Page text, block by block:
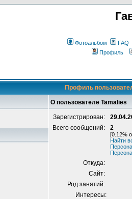
Фотоальбом FAQ
Профиль
Профиль
О пользователе Tamalies
Зарегистрирован:
Всего сообщений:
2
[0.12%
Найти
Откуда:
Сайт:
Род занятий:
Интересы: